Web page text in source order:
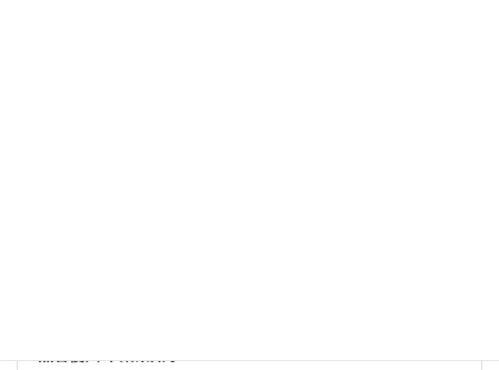
熊谷俊人 千葉県知事